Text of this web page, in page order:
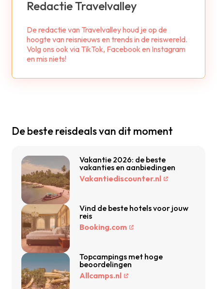
Redactie Travelvalley
De redactie van Travelvalley houd je op de
hoogte van reisnieuws en trends in de reiswereld.
Volg ons ook via TikTok, Facebook en Instagram
en mis niets!
De beste reisdeals van dit moment
Vakantie 2026: de beste
vakanties en aanbiedingen
Vakantiediscounter.nl
Vind de beste hotels voor jouw
reis
Booking.com
Topcampings met hoge
beoordelingen
Allcamps.nl